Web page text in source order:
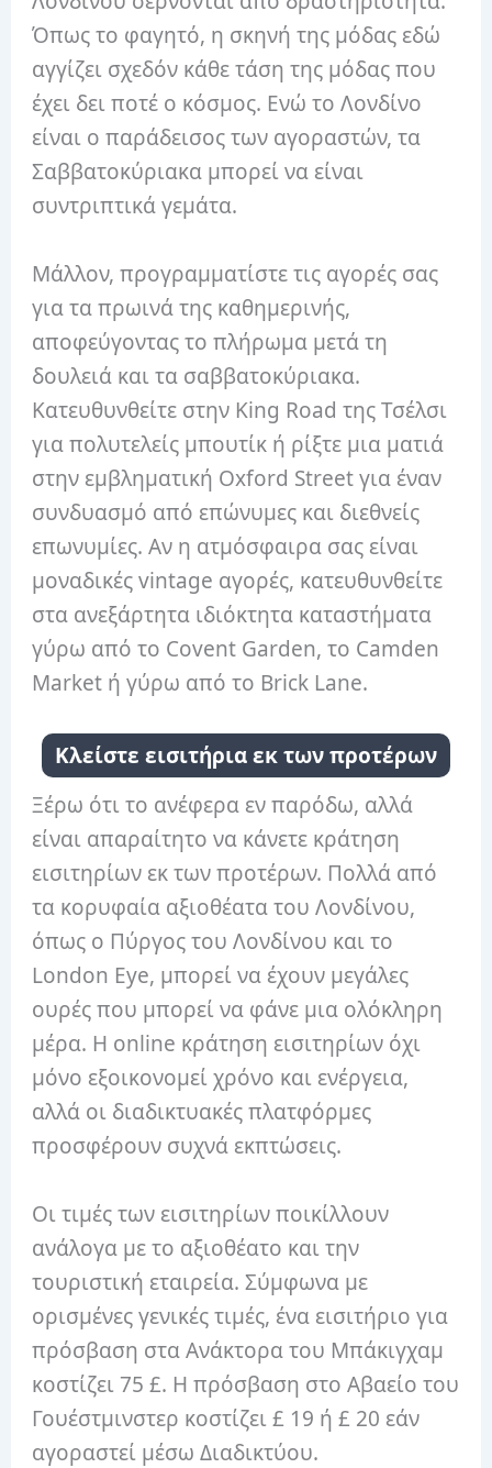
Όπως το φαγητό, η σκηνή της μόδας εδώ
αγγίζει σχεδόν κάθε τάση της μόδας που
έχει δει ποτέ ο κόσμος. Ενώ το Λονδίνο
είναι ο παράδεισος των αγοραστών, τα
Σαββατοκύριακα μπορεί να είναι
συντριπτικά γεμάτα.
Μάλλον, προγραμματίστε τις αγορές σας
για τα πρωινά της καθημερινής,
αποφεύγοντας το πλήρωμα μετά τη
δουλειά και τα σαββατοκύριακα.
Κατευθυνθείτε στην King Road της Τσέλσι
για πολυτελείς μπουτίκ ή ρίξτε μια ματιά
στην εμβληματική Oxford Street για έναν
συνδυασμό από επώνυμες και διεθνείς
επωνυμίες. Αν η ατμόσφαιρα σας είναι
μοναδικές vintage αγορές, κατευθυνθείτε
στα ανεξάρτητα ιδιόκτητα καταστήματα
γύρω από το Covent Garden, το Camden
Market ή γύρω από το Brick Lane.
Κλείστε εισιτήρια εκ των προτέρων
Ξέρω ότι το ανέφερα εν παρόδω, αλλά
είναι απαραίτητο να κάνετε κράτηση
εισιτηρίων εκ των προτέρων. Πολλά από
τα κορυφαία αξιοθέατα του Λονδίνου,
όπως ο Πύργος του Λονδίνου και το
London Eye, μπορεί να έχουν μεγάλες
ουρές που μπορεί να φάνε μια ολόκληρη
μέρα. Η online κράτηση εισιτηρίων όχι
μόνο εξοικονομεί χρόνο και ενέργεια,
αλλά οι διαδικτυακές πλατφόρμες
προσφέρουν συχνά εκπτώσεις.
Οι τιμές των εισιτηρίων ποικίλλουν
ανάλογα με το αξιοθέατο και την
τουριστική εταιρεία. Σύμφωνα με
ορισμένες γενικές τιμές, ένα εισιτήριο για
πρόσβαση στα Ανάκτορα του Μπάκιγχαμ
κοστίζει 75 £. Η πρόσβαση στο Αβαείο του
Γουέστμινστερ κοστίζει £ 19 ή £ 20 εάν
αγοραστεί μέσω Διαδικτύου.